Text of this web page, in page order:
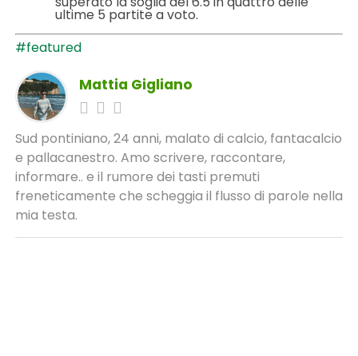
ultime 5 partite a voto.
#featured
Mattia Gigliano
Sud pontiniano, 24 anni, malato di calcio, fantacalcio
e pallacanestro. Amo scrivere, raccontare,
informare.. e il rumore dei tasti premuti
freneticamente che scheggia il flusso di parole nella
mia testa.